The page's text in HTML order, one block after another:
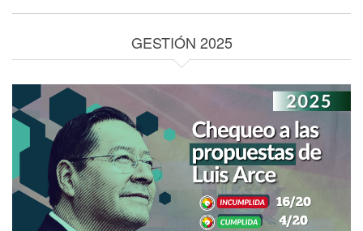
GESTIÓN 2025